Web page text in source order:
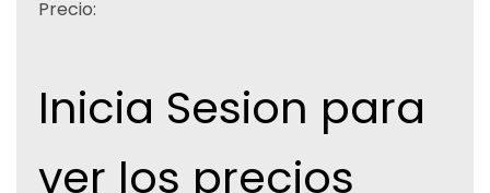
Precio:
Inicia Sesion para
ver los precios